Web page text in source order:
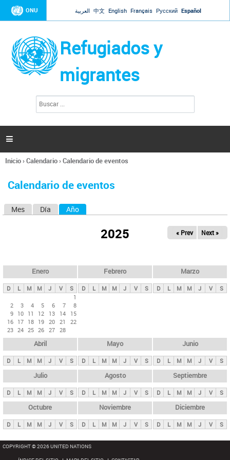
Jump to navigation
ONU العربية 中文 English Français Русский Español
Refugiados y
migrantes
l
d
s

Se
usted
Inicio›Calendario›Calendario de eventos
Calendario de eventos
s
p
n
i
p
a
l
s
Mes Día Año
2025 « Prev Next »
Enero
D L M M J V
S
1
2
3 4 5 6 7
8
9 10 11 12 13 14
15
16 17 18 19 20 21
22
23 24 25 26 27 28
Febrero
D L M M J V S
Marzo
D L M M J V S
Abril
D L M M J V S
Mayo
D L M M J V S
Junio
D L M M J V S
Julio
D L M M J V S
Agosto
D L M M J V S
Septiembre
D L M M J V S
Octubre
D L M M J V S
Noviembre
D L M M J V S
Diciembre
D L M M J V S
COPYRIGHT © 2026 UNITED NATIONS